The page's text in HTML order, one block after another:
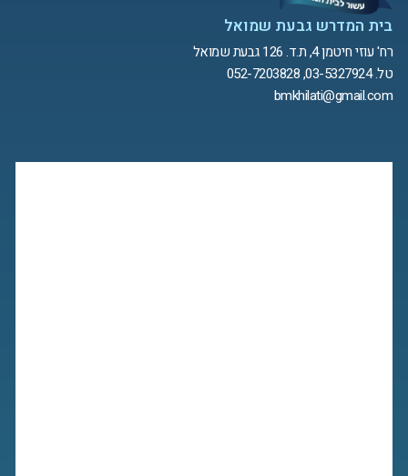
בית המדרש גבעת שמואל
רח' עוזי חיטמן 4, ת.ד. 126 גבעת שמואל
טל. 03-5327924, 052-7203828
bmkhilati@gmail.com